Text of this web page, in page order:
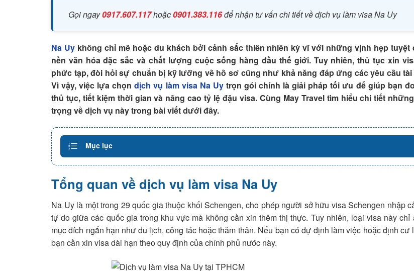
Gọi ngay0917.607.117hoặc0901.383.116để nhận tư vấn chi tiết về dịch vụ làm visa Na Uy
Na Uykhông chỉ mê hoặc du khách bởi cảnh sắc thiên nhiên kỳ vĩ với những vịnh hẹp tuyệt
nền văn hóa đặc sắc và chất lượng cuộc sống hàng đầu thế giới. Tuy nhiên, thủ tục xin
phức tạp, đòi hỏi sự chuẩn bị kỹ lưỡng về hồ sơ cũng như khả năng đáp ứng các yêu cầu
Vì vậy, việc lựa chọndịch vụ làm visa Na Uytrọn gói chính là giải pháp tối ưu để giúp bạn
thủ tục, tiết kiệm thời gian và nâng cao tỷ lệ đậu visa. Cùng May Travel tìm hiểu chi tiết
trọng về dịch vụ này trong bài viết dưới đây.
Mục lục
Tổng quan về dịch vụ làm visa Na Uy
Na Uy là một trong 29 quốc gia thuộc khối Schengen, cho phép người sở hữu visa Schengen nhập
tự do giữa các quốc gia trong khu vực mà không cần xin thêm thị thực. Tuy nhiên, loại visa này chỉ
mục đích ngắn hạn như du lịch, công tác hoặc thăm thân. Nếu bạn có dự định làm việc hoặc định cư
bạn cần xin visa dài hạn theo quy định của chính phủ nước này.